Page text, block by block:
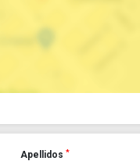
Apellidos *